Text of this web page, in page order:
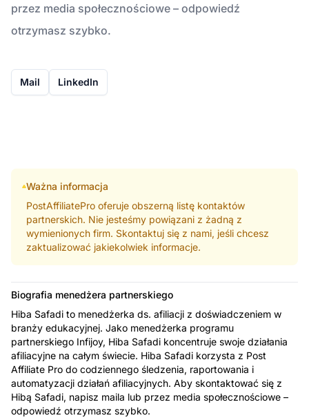
przez media społecznościowe – odpowiedź
otrzymasz szybko.
Mail LinkedIn
Ważna informacja
PostAffiliatePro oferuje obszerną listę kontaktów
partnerskich. Nie jesteśmy powiązani z żadną z
wymienionych firm. Skontaktuj się z nami, jeśli chcesz
zaktualizować jakiekolwiek informacje.
Biografia menedżera partnerskiego
Hiba Safadi to menedżerka ds. afiliacji z doświadczeniem w
branży edukacyjnej. Jako menedżerka programu
partnerskiego Infijoy, Hiba Safadi koncentruje swoje działania
afiliacyjne na całym świecie. Hiba Safadi korzysta z Post
Affiliate Pro do codziennego śledzenia, raportowania i
automatyzacji działań afiliacyjnych. Aby skontaktować się z
Hibą Safadi, napisz maila lub przez media społecznościowe –
odpowiedź otrzymasz szybko.